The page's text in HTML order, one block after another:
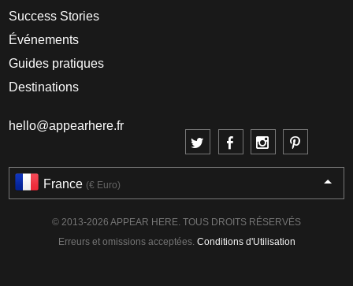
Success Stories
Événements
Guides pratiques
Destinations
hello@appearhere.fr
France (€ Euro)
© 2013-2026 APPEAR HERE. TOUS DROITS RÉSERVÉS
Erreurs et omissions acceptées. Conditions d'Utilisation